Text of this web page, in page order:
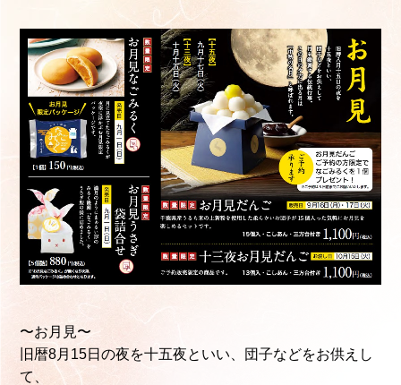
〜お月見〜
旧暦8月15日の夜を十五夜といい、団子などをお供えし
て、